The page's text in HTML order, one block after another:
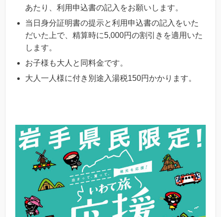
あたり、利用申込書の記入をお願いします。
当日身分証明書の提示と利用申込書の記入をいた
だいた上で、精算時に5,000円の割引きを適用いた
します。
お子様も大人と同料金です。
大人一人様に付き別途入湯税150円かかります。